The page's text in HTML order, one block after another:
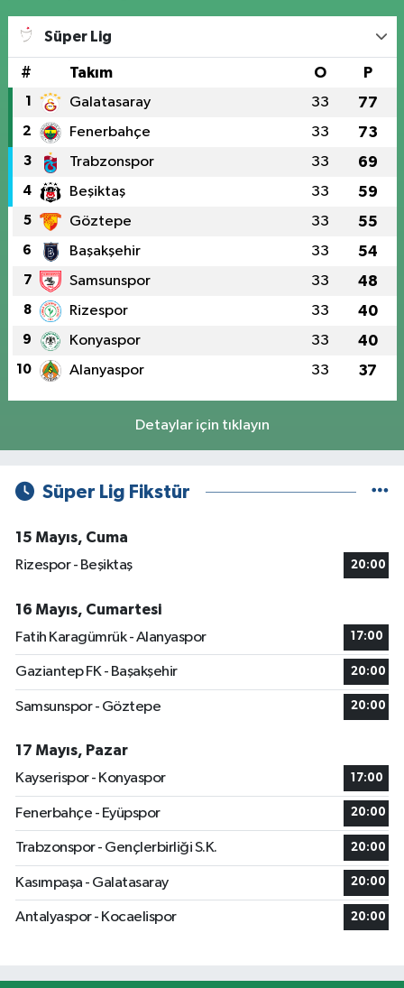
Süper Lig
# Takım O P
1 Galatasaray 33 77
2 Fenerbahçe 33 73
3 Trabzonspor 33 69
4 Beşiktaş 33 59
5 Göztepe 33 55
6 Başakşehir 33 54
7 Samsunspor 33 48
8 Rizespor 33 40
9 Konyaspor 33 40
10 Alanyaspor 33 37
Detaylar için tıklayın
Süper Lig Fikstür
15 Mayıs, Cuma
Rizespor - Beşiktaş
20:00
16 Mayıs, Cumartesi
Fatih Karagümrük - Alanyaspor
17:00
Gaziantep FK - Başakşehir 20:00
Samsunspor - Göztepe 20:00
17 Mayıs, Pazar
Kayserispor - Konyaspor
17:00
Fenerbahçe - Eyüpspor 20:00
Trabzonspor - Gençlerbirliği S.K. 20:00
Kasımpaşa - Galatasaray 20:00
Antalyaspor - Kocaelispor 20:00